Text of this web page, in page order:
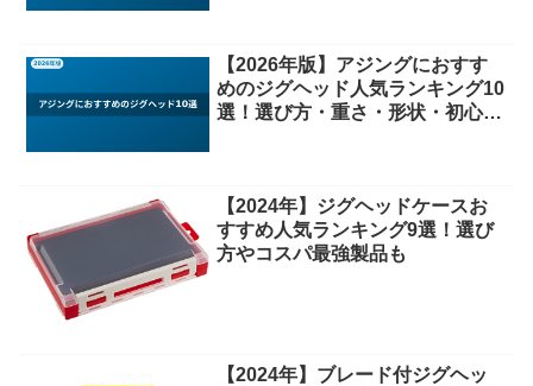
【2026年版】アジングにおすす
めのジグヘッド人気ランキング10
選！選び方・重さ・形状・初心者
【2024年】ジグヘッドケースお
すすめ人気ランキング9選！選び
方やコスパ最強製品も
【2024年】ブレード付ジグヘッ